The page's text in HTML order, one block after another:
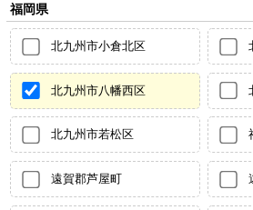
福岡県
北九州市小倉北区
北九州市八幡西区
北九州市若松区
遠賀郡芦屋町